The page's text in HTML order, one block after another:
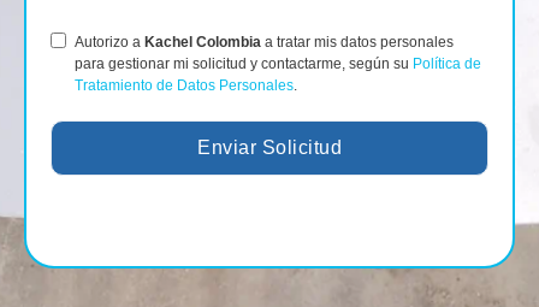
Autorizo a Kachel Colombia a tratar mis datos personales
para gestionar mi solicitud y contactarme, según su Política de
Tratamiento de Datos Personales
Enviar Solicitud